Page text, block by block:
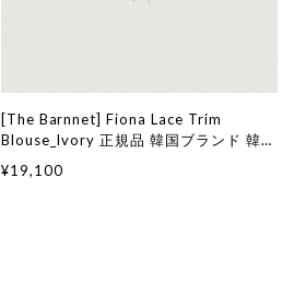
[The Barnnet] Fiona Lace Trim
Blouse_Ivory 正規品 韓国ブランド 韓国
ネット ザバーネット 日本 店舗
¥19,100